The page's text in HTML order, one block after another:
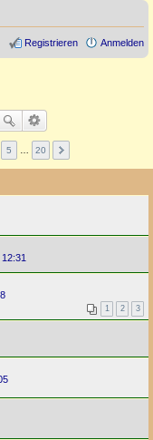
Anmelden
Registrieren
5 20
1 2 3